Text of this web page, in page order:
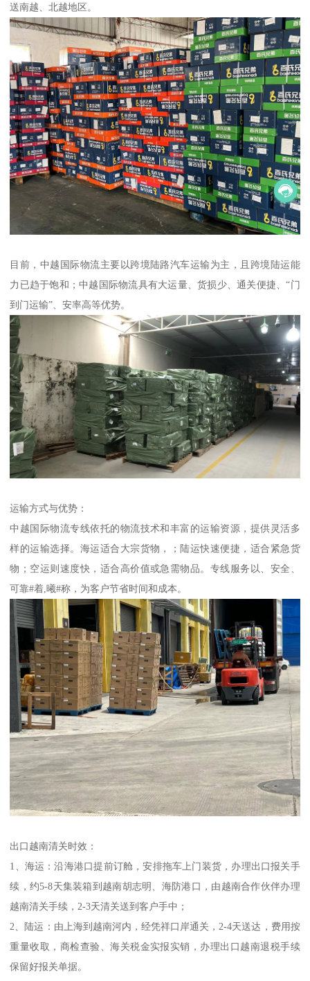
送南越、北越地区。
目前，中越国际物流主要以跨境陆路汽车运输为主，且跨境陆运能
力已趋于饱和；中越国际物流具有大运量、货损少、通关便捷、“门
到门运输”、安率高等优势。
运输方式与优势：
中越国际物流专线依托的物流技术和丰富的运输资源，提供灵活多
样的运输选择。海运适合大宗货物，；陆运快速便捷，适合紧急货
物；空运则速度快，适合高价值或急需物品。专线服务以、安全、
可靠#着,曦#称，为客户节省时间和成本。
出口越南清关时效：
1、海运：沿海港口提前订舱，安排拖车上门装货，办理出口报关手
续，约5-8天集装箱到越南胡志明、海防港口，由越南合作伙伴办理
越南清关手续，2-3天清关送到客户手中；
2、陆运：由上海到越南河内，经凭祥口岸通关，2-4天送达，费用按
重量收取，商检查验、海关税金实报实销，办理出口越南退税手续
保留好报关单据。